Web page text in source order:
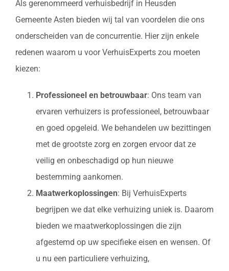
Als gerenommeerd verhuisbedrijf in Heusden
Gemeente Asten bieden wij tal van voordelen die ons
onderscheiden van de concurrentie. Hier zijn enkele
redenen waarom u voor VerhuisExperts zou moeten
kiezen:
Professioneel en betrouwbaar: Ons team van
ervaren verhuizers is professioneel, betrouwbaar
en goed opgeleid. We behandelen uw bezittingen
met de grootste zorg en zorgen ervoor dat ze
veilig en onbeschadigd op hun nieuwe
bestemming aankomen.
Maatwerkoplossingen: Bij VerhuisExperts
begrijpen we dat elke verhuizing uniek is. Daarom
bieden we maatwerkoplossingen die zijn
afgestemd op uw specifieke eisen en wensen. Of
u nu een particuliere verhuizing,